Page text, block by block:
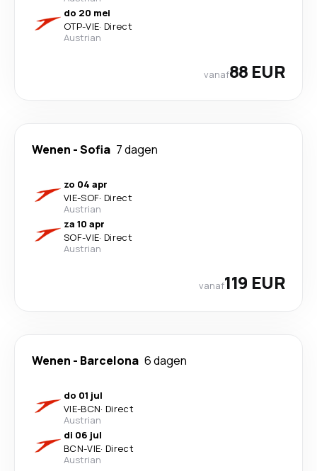
do 20 mei
OTP-VIE· Direct
Austrian
vanaf88 EUR
Wenen -Sofia 7 dagen
zo 04 apr
VIE-SOF· Direct
Austrian
za 10 apr
SOF-VIE· Direct
Austrian
vanaf119 EUR
Wenen - Barcelona 6 dagen
do 01 jul
VIE-BCN· Direct
Austrian
di 06 jul
BCN-VIE· Direct
Austrian